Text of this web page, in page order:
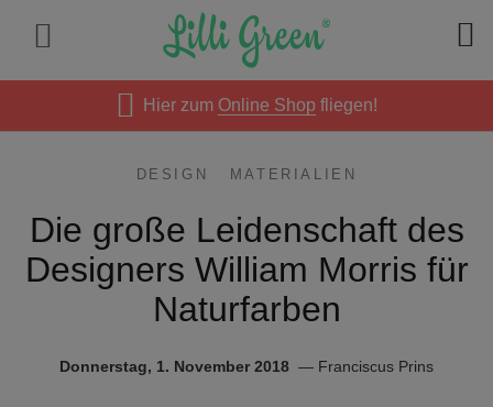
Hier zum Online Shop fliegen!
DESIGN MATERIALIEN
Die große Leidenschaft des
Designers William Morris für
Naturfarben
Donnerstag, 1. November 2018 Franciscus Prins